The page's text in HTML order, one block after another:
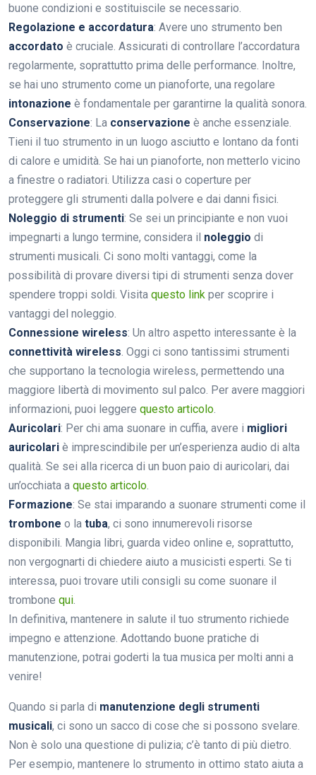
buone condizioni e sostituiscile se necessario.
Regolazione e accordatura: Avere uno strumento ben
accordato è cruciale. Assicurati di controllare l’accordatura
regolarmente, soprattutto prima delle performance. Inoltre,
se hai uno strumento come un pianoforte, una regolare
intonazione è fondamentale per garantirne la qualità sonora.
Conservazione: La conservazione è anche essenziale.
Tieni il tuo strumento in un luogo asciutto e lontano da fonti
di calore e umidità. Se hai un pianoforte, non metterlo vicino
a finestre o radiatori. Utilizza casi o coperture per
proteggere gli strumenti dalla polvere e dai danni fisici.
Noleggio di strumenti: Se sei un principiante e non vuoi
impegnarti a lungo termine, considera il noleggio di
strumenti musicali. Ci sono molti vantaggi, come la
possibilità di provare diversi tipi di strumenti senza dover
spendere troppi soldi. Visita questo link per scoprire i
vantaggi del noleggio.
Connessione wireless: Un altro aspetto interessante è la
connettività wireless. Oggi ci sono tantissimi strumenti
che supportano la tecnologia wireless, permettendo una
maggiore libertà di movimento sul palco. Per avere maggiori
informazioni, puoi leggere questo articolo.
Auricolari: Per chi ama suonare in cuffia, avere i migliori
auricolari è imprescindibile per un’esperienza audio di alta
qualità. Se sei alla ricerca di un buon paio di auricolari, dai
un’occhiata a questo articolo.
Formazione: Se stai imparando a suonare strumenti come il
trombone o la tuba, ci sono innumerevoli risorse
disponibili. Mangia libri, guarda video online e, soprattutto,
non vergognarti di chiedere aiuto a musicisti esperti. Se ti
interessa, puoi trovare utili consigli su come suonare il
trombone qui.
In definitiva, mantenere in salute il tuo strumento richiede
impegno e attenzione. Adottando buone pratiche di
manutenzione, potrai goderti la tua musica per molti anni a
venire!
Quando si parla di manutenzione degli strumenti
musicali, ci sono un sacco di cose che si possono svelare.
Non è solo una questione di pulizia; c’è tanto di più dietro.
Per esempio, mantenere lo strumento in ottimo stato aiuta a